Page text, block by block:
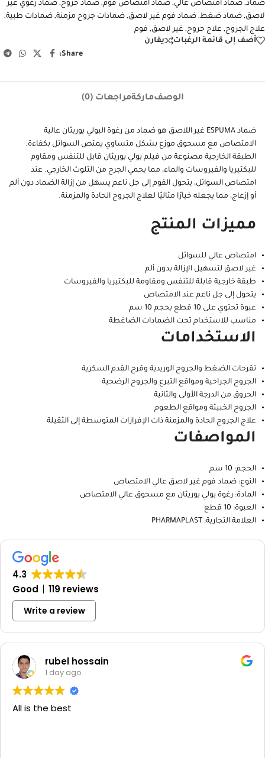
ضماد, ضماد امتصاص عالي, ضماد امتصاص فوم, ضماد جروح, ضماد رغوي غير
لاصق, ضماد ضغط, ضماد فوم غير لاصق, ضمادات جروح مزمنة, ضمادات طبية,
علاج الجروح, علاج جروح, غير لاصق, فوم
أضف إلى قائمة الرغبات
يقارن
Share:
الوصفماركةمراجعات (0)
ضماد ESPUMA غير اللاصق هو ضماد من رغوة البولي يوريثان عالية
الامتصاص مع مسحوق موزع بشكل متساوي يمتص السوائل بكفاءة.
الطبقة الخارجية مصنوعة من فيلم بولي يوريثان قابل للتنفس ومقاوم
للبكتيريا والفيروسات والماء، مما يحمي الجرح من التلوث الخارجي. عند
امتصاص السوائل، يتحول الفوم إلى جل ناعم يسهل من إزالة الضماد دون ألم
أو إزعاج، مما يجعله خيارًا مثاليًا لعلاج الجروح الحادة والمزمنة.
مميزات المنتج
امتصاص عالي للسوائل
غير لاصق لتسهيل الإزالة بدون ألم
طبقة خارجية قابلة للتنفس ومقاومة للبكتيريا والفيروسات
يتحول إلى جل ناعم عند الامتصاص
عبوة تحتوي على 10 قطع بحجم 10 سم
مناسب للاستخدام تحت الضمادات الضاغطة
الاستخدامات
تقرحات الضغط والجروح الوريدية وقرح القدم السكرية
الجروح الجراحية ومواقع التبرع والجروح الرضحية
الحروق من الدرجة الأولى والثانية
الجروح الخبيثة ومواقع الطعوم
علاج الجروح الحادة والمزمنة ذات الإفرازات المتوسطة إلى الثقيلة
المواصفات
الحجم: 10 سم
النوع: ضماد فوم غير لاصق عالي الامتصاص
المادة: رغوة بولي يوريثان مع مسحوق عالي الامتصاص
العبوة: 10 قطع
العلامة التجارية: PHARMAPLAST
4.3
Good
119 reviews
Write a review
rubel hossain
1 day ago
All is the best